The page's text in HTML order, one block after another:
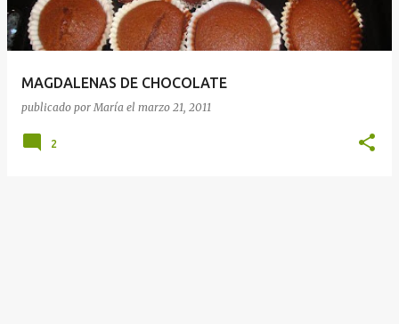
MAGDALENAS DE CHOCOLATE
publicado por María el marzo 21, 2011
2